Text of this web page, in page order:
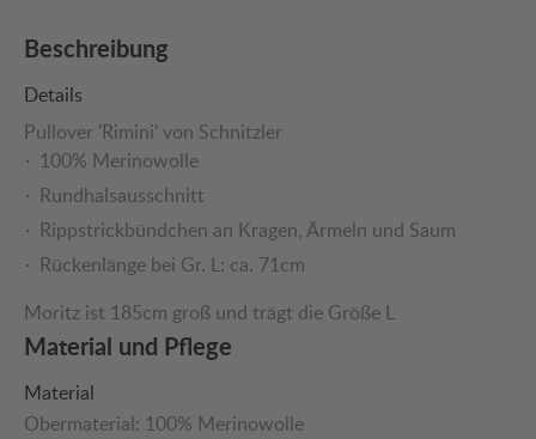
Beschreibung
Details
Pullover 'Rimini' von Schnitzler
100% Merinowolle
Rundhalsausschnitt
Rippstrickbündchen an Kragen, Ärmeln und Saum
Rückenlänge bei Gr. L: ca. 71cm
Moritz ist 185cm groß und trägt die Größe L
Material und Pflege
Material
Obermaterial: 100% Merinowolle